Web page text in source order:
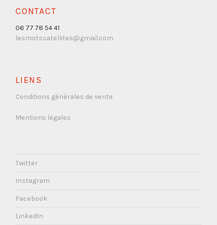
CONTACT
06 77 78 54 41
lesmotssatellites@gmail.com
LIENS
Conditions générales de vente
Mentions légales
Twitter
Instagram
Facebook
LinkedIn